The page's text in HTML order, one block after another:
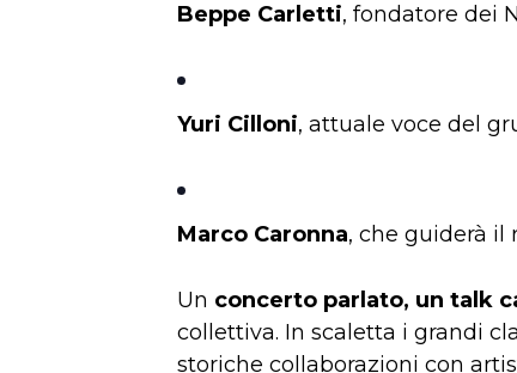
Beppe Carletti, fondatore dei
Yuri Cilloni, attuale voce del
Marco Caronna, che guiderà il
Un concerto parlato, un talk
collettiva. In scaletta i grandi
storiche collaborazioni con